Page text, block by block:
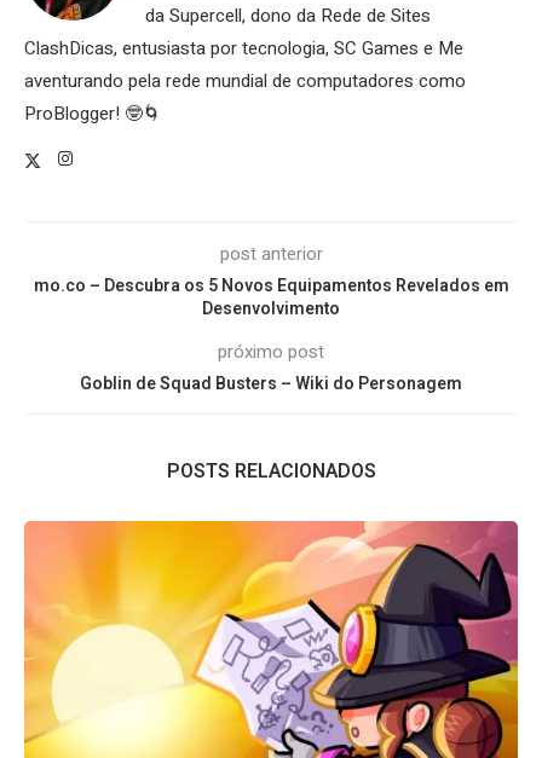
da Supercell, dono da Rede de Sites
ClashDicas, entusiasta por tecnologia, SC Games e Me
aventurando pela rede mundial de computadores como
ProBlogger! 🤓🌀
post anterior
mo.co – Descubra os 5 Novos Equipamentos Revelados em
Desenvolvimento
próximo post
Goblin de Squad Busters – Wiki do Personagem
POSTS RELACIONADOS